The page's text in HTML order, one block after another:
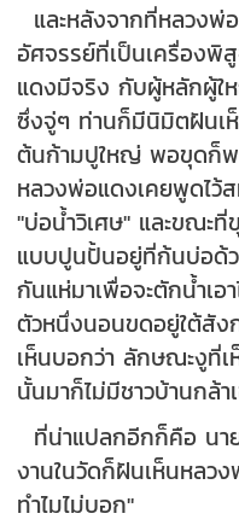
และหลังจากที่หลวงพ่
อัศจรรย์ที่เป็นเครื่องพิ
แดงมีจริง กับผู้หลักผู้ใ
ซึ่งจู่ๆ ท่านก็มีนิมิตฝันเ
ต้นก้ามปูใหญ่ พอขุดก็
หลวงพ่อแดงเคยพูดไว้
"บ่อน้ำวิเศษ" และขณะ
แบบปูนปั้นอยู่ที่ก้นบ่อด้ว
กันแห่มาเพื่อจะตักน้ำเ
ตัวหนึ่งนอนขดอยู่ใต้สัง
เห็นบอกว่า ลักษณะงูที่
นั้นมาก็ไม่มีชาวบ้านกล้
ที่น่าแปลกอีกก็คือ นา
งานในวัดก็ฝันเห็นหลว
ทำไมไม่บอก"